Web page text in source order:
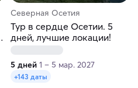
Северная Осетия
Тур в сердце Осетии. 5
дней, лучшие локации!
5 дней 1 – 5 мар. 2027
+143 даты